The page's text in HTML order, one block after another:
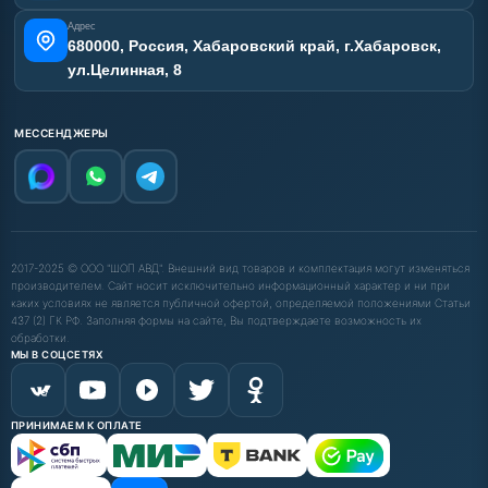
Адрес
680000, Россия, Хабаровский край, г.Хабаровск,
ул.Целинная, 8
МЕССЕНДЖЕРЫ
2017-2025 © ООО "ШОП АВД". Внешний вид товаров и комплектация могут изменяться
производителем. Сайт носит исключительно информационный характер и ни при
каких условиях не является публичной офертой, определяемой положениями Статьи
437 (2) ГК РФ. Заполняя формы на сайте, Вы подтверждаете возможность их
обработки.
МЫ В СОЦСЕТЯХ
ПРИНИМАЕМ К ОПЛАТЕ